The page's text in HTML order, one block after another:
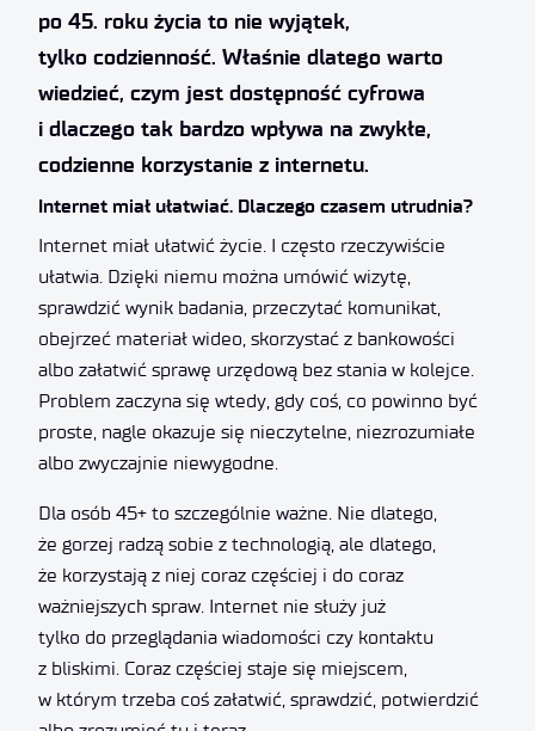
po 45. roku życia to nie wyjątek,
tylko codzienność. Właśnie dlatego warto
wiedzieć, czym jest dostępność cyfrowa
i dlaczego tak bardzo wpływa na zwykłe,
codzienne korzystanie z internetu.
Internet miał ułatwiać. Dlaczego czasem utrudnia?
Internet miał ułatwić życie. I często rzeczywiście
ułatwia. Dzięki niemu można umówić wizytę,
sprawdzić wynik badania, przeczytać komunikat,
obejrzeć materiał wideo, skorzystać z bankowości
albo załatwić sprawę urzędową bez stania w kolejce.
Problem zaczyna się wtedy, gdy coś, co powinno być
proste, nagle okazuje się nieczytelne, niezrozumiałe
albo zwyczajnie niewygodne.
Dla osób 45+ to szczególnie ważne. Nie dlatego,
że gorzej radzą sobie z technologią, ale dlatego,
że korzystają z niej coraz częściej i do coraz
ważniejszych spraw. Internet nie służy już
tylko do przeglądania wiadomości czy kontaktu
z bliskimi. Coraz częściej staje się miejscem,
w którym trzeba coś załatwić, sprawdzić, potwierdzić